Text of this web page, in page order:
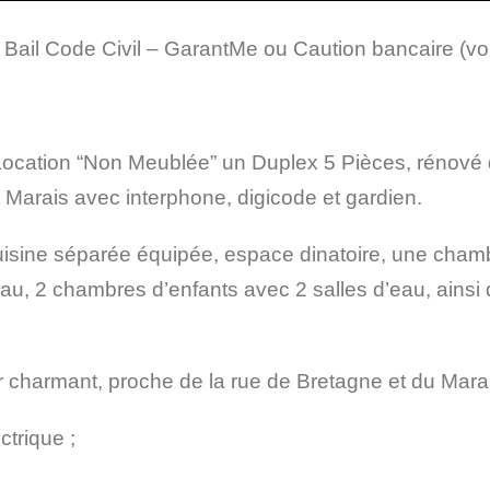
Code Civil – GarantMe ou Caution bancaire
“Non Meublée” un Duplex 5 Pièces,
avec interphone, digicode et gardien.
séparée équipée, espace dinatoire, une
2 chambres d’enfants avec 2 salles d’eau, ainsi
charmant, proche de la rue de Bretagne et du
;